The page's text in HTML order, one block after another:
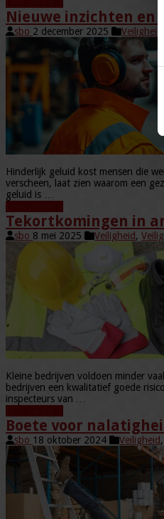
Nieuwe inzichten en
sbo 2 december 2025 Veiligheid
Hinderlijk geluid kost mensen die
verscheen, laat zien waarom een
geluid is …
Tekortkomingen in
sbo 8 mei 2025 Veiligheid,
Kleine bedrijven voldoen minder
bedrijven een kwalitatief goede
inspecteurs van …
Boete voor
sbo 18 oktober 2024 Veiligheid,